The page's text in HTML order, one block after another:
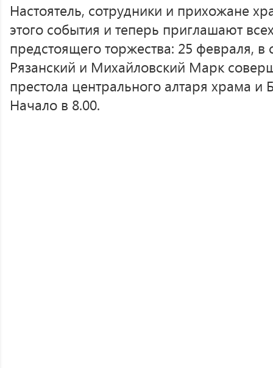
Настоятель, сотрудники и прихожане
этого события и теперь приглашают
предстоящего торжества: 25 февраля, в
Рязанский и Михайловский Марк
престола центрального алтаря храма
Начало в 8.00.